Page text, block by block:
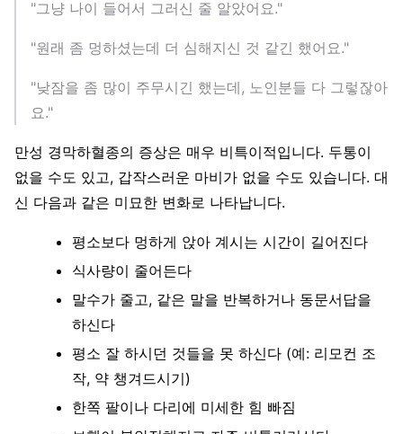
"그냥 나이 들어서 그러신 줄 알았어요."
"원래 좀 멍하셨는데 더 심해지신 것 같긴 했어요."
"낮잠을 좀 많이 주무시긴 했는데, 노인분들 다 그렇잖아
요."
만성 경막하혈종의 증상은 매우 비특이적입니다. 두통이
없을 수도 있고, 갑작스러운 마비가 없을 수도 있습니다. 대
신 다음과 같은 미묘한 변화로 나타납니다.
평소보다 멍하게 앉아 계시는 시간이 길어진다
식사량이 줄어든다
말수가 줄고, 같은 말을 반복하거나 동문서답을
하신다
평소 잘 하시던 것들을 못 하신다 (예: 리모컨 조
작, 약 챙겨드시기)
한쪽 팔이나 다리에 미세한 힘 빠짐